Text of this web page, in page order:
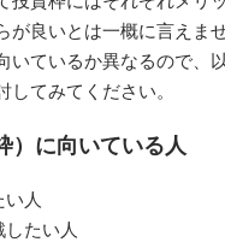
が良いとは一概に言えま
いているか異なるので、
てみてください。
）に向いている人
人
たい人